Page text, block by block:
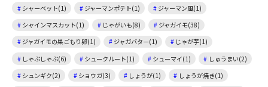
シャーベット(1)
ジャーマンポテト(1)
ジャーマン風(1)
シャインマスカット(1)
じゃがいも(8)
ジャガイモ(38)
ジャガイモの巣ごもり卵(1)
ジャガバター(1)
じゃが芋(1)
しゃぶしゃぶ(6)
シュークルート(1) シューマイ(1)
しゅうまい(2)
シュンギク(2)
ショウガ(3) しょうが(1)
しょうが焼き(1)